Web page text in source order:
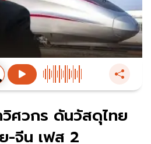
วิศวกร ดันวัสดุไทย
-จีน เฟส 2